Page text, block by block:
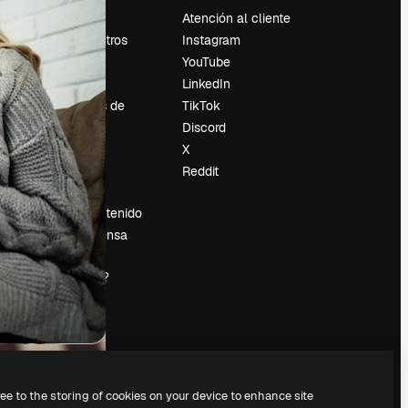
Sobre nosotros
Reviews
Empleo
Tendencias de
búsqueda
Blog
Eventos
Slidesgo
Vender contenido
Sala de prensa
¿Buscas
magnific.ai?
Atención al cliente
Instagram
YouTube
LinkedIn
TikTok
Discord
X
Reddit
to the storing of cookies on your device to enhance site